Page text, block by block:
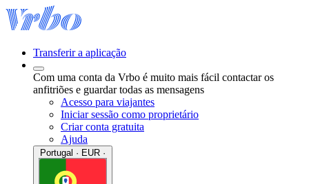
Transferir a aplicação
Com uma conta da Vrbo é muito mais fácil contactar os
anfitriões e guardar todas as mensagens
Acesso para viajantes
Iniciar sessão como proprietário
Criar conta gratuita
Ajuda